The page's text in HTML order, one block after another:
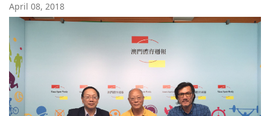
April 08, 2018